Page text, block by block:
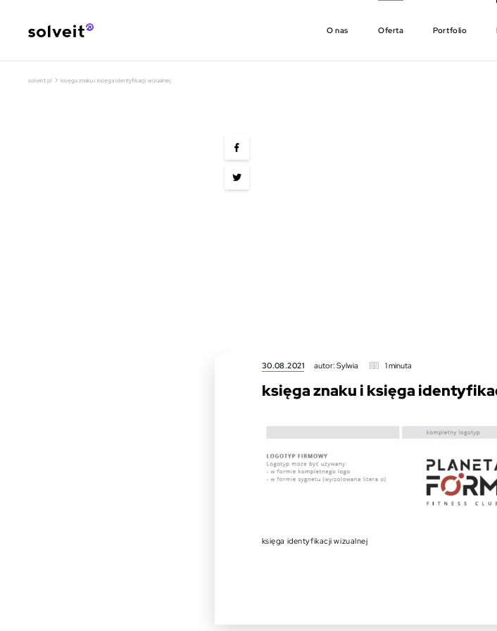
O nas Oferta Portfolio
solveit.pl › księga znaku i księga identyfikacji wizualnej
30.08.2021 autor: Sylwia 1 minuta
księga znaku i księga
księga identyfikacji wizualnej